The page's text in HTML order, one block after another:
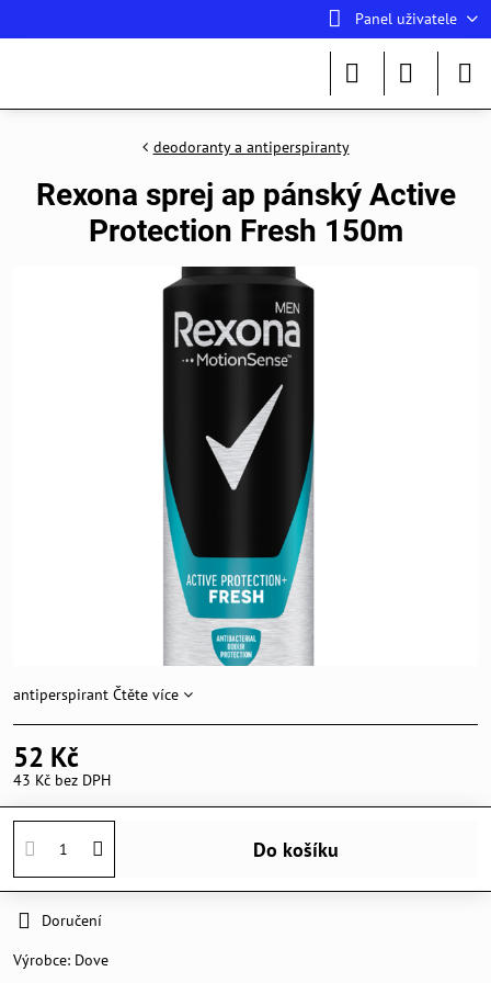
Panel uživatele
deodoranty a antiperspiranty
Rexona sprej ap pánský Active
Protection Fresh 150m
antiperspirant Čtěte více
52 Kč
43 Kč bez DPH
Do košíku
Doručení
Výrobce: Dove